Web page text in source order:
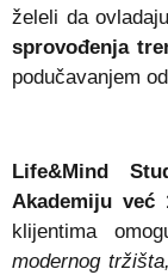
želeli da
sprovođenja
podučavanjem
Life&Mind
Akademiju
klijentima
modernog